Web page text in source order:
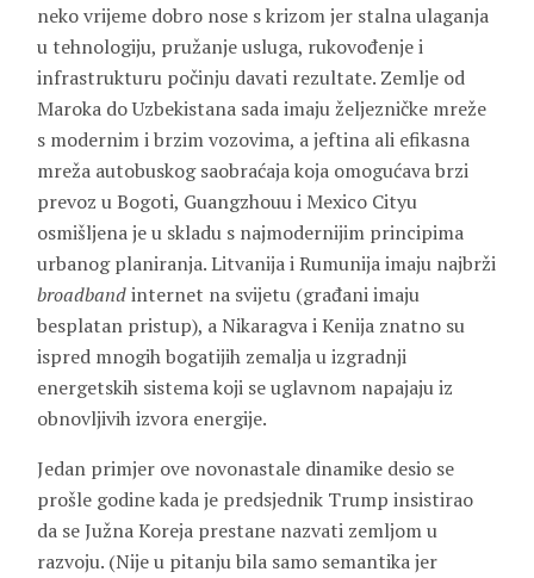
neko vrijeme dobro nose s krizom jer stalna ulaganja
u tehnologiju, pružanje usluga, rukovođenje i
infrastrukturu počinju davati rezultate. Zemlje od
Maroka do Uzbekistana sada imaju željezničke mreže
s modernim i brzim vozovima, a jeftina ali efikasna
mreža autobuskog saobraćaja koja omogućava brzi
prevoz u Bogoti, Guangzhouu i Mexico Cityu
osmišljena je u skladu s najmodernijim principima
urbanog planiranja. Litvanija i Rumunija imaju najbrži
broadbandinternet na svijetu (građani imaju
besplatan pristup), a Nikaragva i Kenija znatno su
ispred mnogih bogatijih zemalja u izgradnji
energetskih sistema koji se uglavnom napajaju iz
obnovljivih izvora energije.
Jedan primjer ove novonastale dinamike desio se
prošle godine kada je predsjednik Trump insistirao
da se Južna Koreja prestane nazvati ​​zemljom u
razvoju. (Nije u pitanju bila samo semantika jer